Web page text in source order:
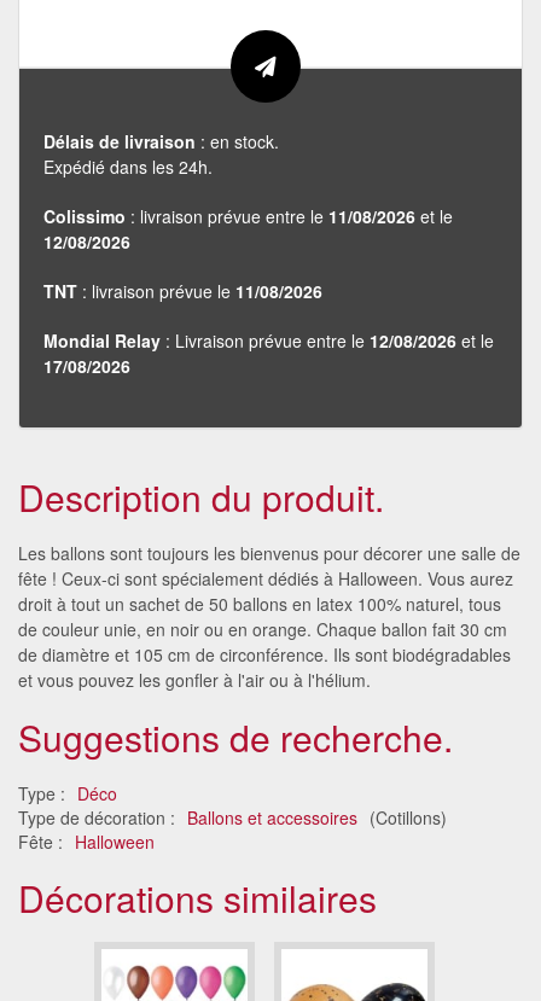
Délais de livraison : en stock.
Expédié dans les 24h.
Colissimo : livraison prévue entre le 11/08/2026 et le
12/08/2026
TNT : livraison prévue le 11/08/2026
Mondial Relay : Livraison prévue entre le 12/08/2026 et le
17/08/2026
Description du produit.
Les ballons sont toujours les bienvenus pour décorer une salle de
fête ! Ceux-ci sont spécialement dédiés à Halloween. Vous aurez
droit à tout un sachet de 50 ballons en latex 100% naturel, tous
de couleur unie, en noir ou en orange. Chaque ballon fait 30 cm
de diamètre et 105 cm de circonférence. Ils sont biodégradables
et vous pouvez les gonfler à l'air ou à l'hélium.
Suggestions de recherche.
Type : Déco
Type de décoration : Ballons et accessoires (Cotillons)
Fête : Halloween
Décorations similaires